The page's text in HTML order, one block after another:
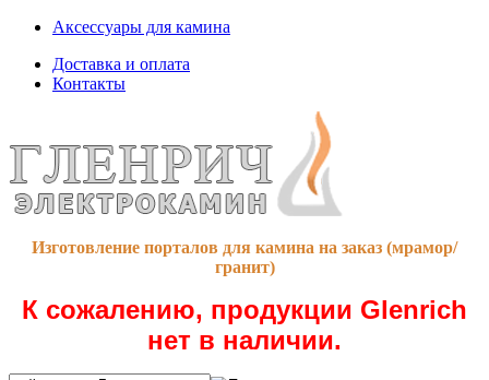
Аксессуары для камина
Доставка и оплата
Контакты
Изготовление порталов для камина на заказ (мрамор/
гранит)
К сожалению, продукции Glenrich
нет в наличии.